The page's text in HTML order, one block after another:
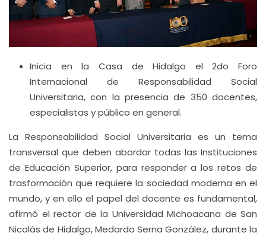
Inicia en la Casa de Hidalgo el 2do Foro
Internacional de Responsabilidad Social
Universitaria, con la presencia de 350 docentes,
especialistas y público en general.
La Responsabilidad Social Universitaria es un tema
transversal que deben abordar todas las Instituciones
de Educación Superior, para responder a los retos de
trasformación que requiere la sociedad moderna en el
mundo, y en ello el papel del docente es fundamental,
afirmó el rector de la Universidad Michoacana de San
Nicolás de Hidalgo, Medardo Serna González, durante la